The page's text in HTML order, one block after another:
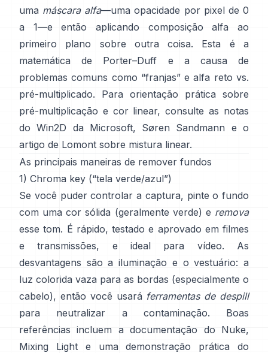
uma máscara alfa—uma opacidade por pixel de 0
a 1—e então aplicando composição alfa ao
primeiro plano sobre outra coisa. Esta é a
matemática de Porter–Duff e a causa de
problemas comuns como “franjas” e alfa reto vs.
pré-multiplicado. Para orientação prática sobre
pré-multiplicação e cor linear, consulte as notas
do Win2D da Microsoft, Søren Sandmann e o
artigo de Lomont sobre mistura linear.
As principais maneiras de remover fundos
1) Chroma key (“tela verde/azul”)
Se você puder controlar a captura, pinte o fundo
com uma cor sólida (geralmente verde) e remova
esse tom. É rápido, testado e aprovado em filmes
e transmissões, e ideal para vídeo. As
desvantagens são a iluminação e o vestuário: a
luz colorida vaza para as bordas (especialmente o
cabelo), então você usará ferramentas de despill
para neutralizar a contaminação. Boas
referências incluem a documentação do Nuke,
Mixing Lighte uma demonstração prática do